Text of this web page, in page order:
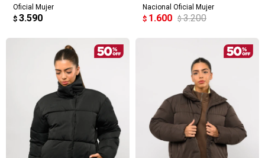
Oficial Mujer
$ 3.590
Nacional Oficial Mujer
$ 1.600 $ 3.200